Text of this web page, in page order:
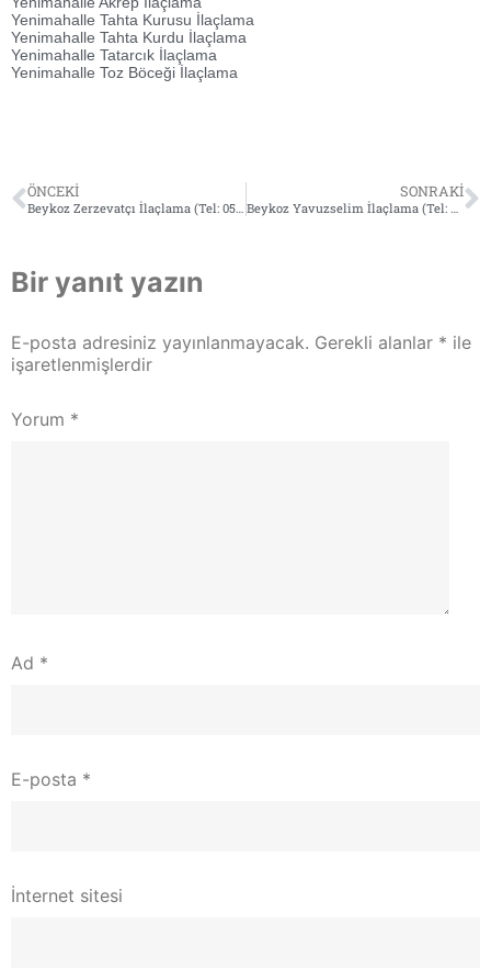
Yenimahalle Tahta Kurusu İlaçlama
Yenimahalle Tahta Kurdu İlaçlama
Yenimahalle Tatarcık İlaçlama
Yenimahalle Toz Böceği İlaçlama
ÖNCEKI
Beykoz Zerzevatçı İlaçlama (Tel: 0532 564 18 95)
SONRAKI
Beykoz Yavuzselim İlaçlama (Tel: 0532 564 18 95)
Bir yanıt yazın
E-posta adresiniz yayınlanmayacak. Gerekli alanlar * ile
işaretlenmişlerdir
Yorum *
Ad *
E-posta *
İnternet sitesi